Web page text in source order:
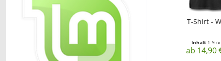
T-Shirt -
Inhalt 1
ab 14,90